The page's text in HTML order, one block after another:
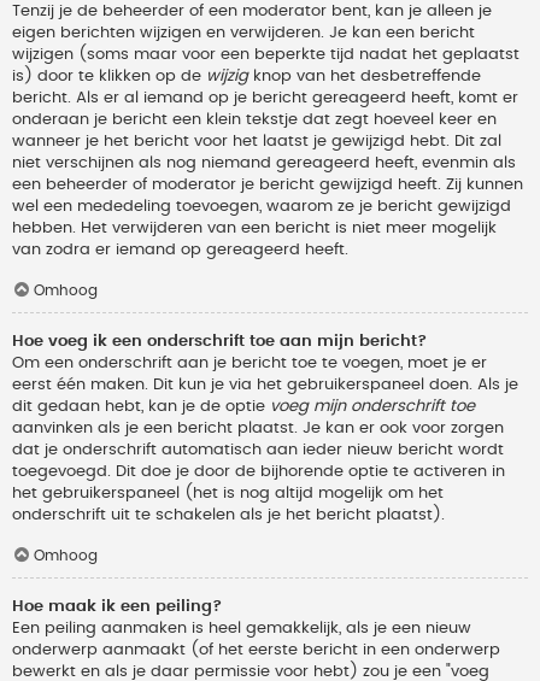
Tenzij je de beheerder of een moderator bent, kan je alleen je
eigen berichten wijzigen en verwijderen. Je kan een bericht
wijzigen (soms maar voor een beperkte tijd nadat het geplaatst
is) door te klikken op de wijzigknop van het desbetreffende
bericht. Als er al iemand op je bericht gereageerd heeft, komt er
onderaan je bericht een klein tekstje dat zegt hoeveel keer en
wanneer je het bericht voor het laatst je gewijzigd hebt. Dit zal
niet verschijnen als nog niemand gereageerd heeft, evenmin als
een beheerder of moderator je bericht gewijzigd heeft. Zij kunnen
wel een mededeling toevoegen, waarom ze je bericht gewijzigd
hebben. Het verwijderen van een bericht is niet meer mogelijk
van zodra er iemand op gereageerd heeft.
Omhoog
Hoe voeg ik een onderschrift toe aan mijn bericht?
Om een onderschrift aan je bericht toe te voegen, moet je er
eerst één maken. Dit kun je via het gebruikerspaneel doen. Als je
dit gedaan hebt, kan je de optie voeg mijn onderschrift toe
aanvinken als je een bericht plaatst. Je kan er ook voor zorgen
dat je onderschrift automatisch aan ieder nieuw bericht wordt
toegevoegd. Dit doe je door de bijhorende optie te activeren in
het gebruikerspaneel (het is nog altijd mogelijk om het
onderschrift uit te schakelen als je het bericht plaatst).
Omhoog
Hoe maak ik een peiling?
Een peiling aanmaken is heel gemakkelijk, als je een nieuw
onderwerp aanmaakt (of het eerste bericht in een onderwerp
bewerkt en als je daar permissie voor hebt) zou je een "voeg